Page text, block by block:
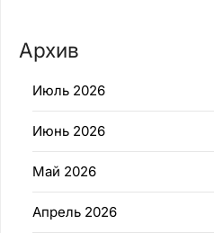
Архив
Июль 2026
Июнь 2026
Май 2026
Апрель 2026